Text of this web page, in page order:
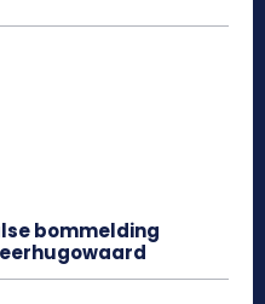
bommelding